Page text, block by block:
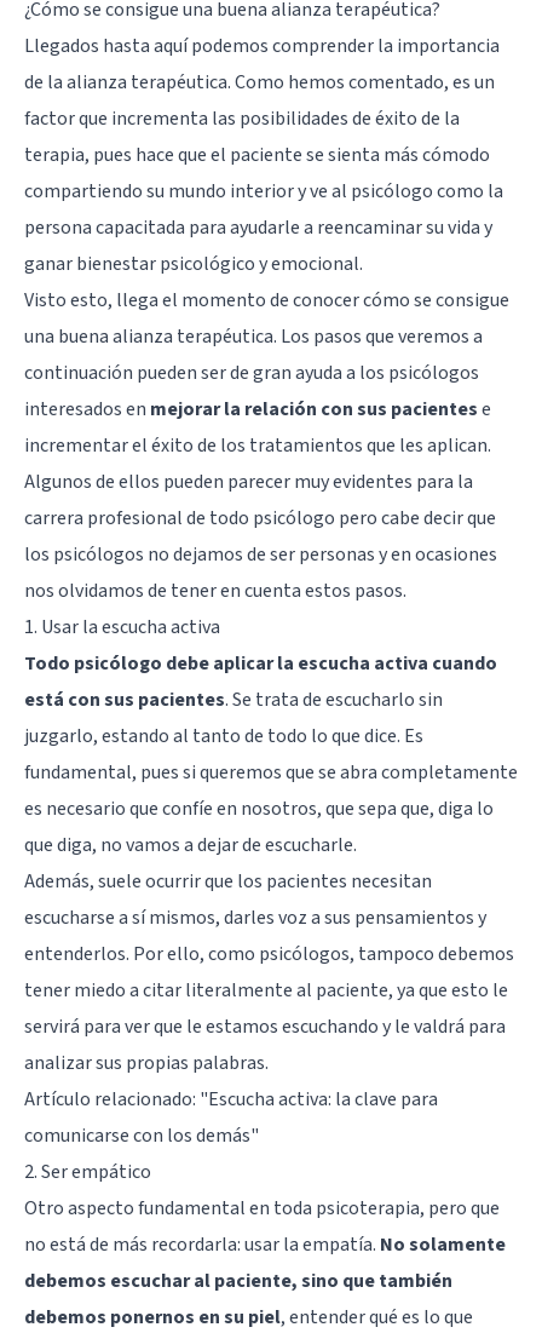
¿Cómo se consigue una buena alianza terapéutica?
Llegados hasta aquí podemos comprender la importancia
de la alianza terapéutica. Como hemos comentado, es un
factor que incrementa las posibilidades de éxito de la
terapia, pues hace que el paciente se sienta más cómodo
compartiendo su mundo interior y ve al psicólogo como la
persona capacitada para ayudarle a reencaminar su vida y
ganar bienestar psicológico y emocional.
Visto esto, llega el momento de conocer cómo se consigue
una buena alianza terapéutica. Los pasos que veremos a
continuación pueden ser de gran ayuda a los psicólogos
interesados en mejorar la relación con sus pacientese
incrementar el éxito de los tratamientos que les aplican.
Algunos de ellos pueden parecer muy evidentes para la
carrera profesional de todo psicólogo pero cabe decir que
los psicólogos no dejamos de ser personas y en ocasiones
nos olvidamos de tener en cuenta estos pasos.
1. Usar la escucha activa
Todo psicólogo debe aplicar la escucha activa cuando
está con sus pacientes. Se trata de escucharlo sin
juzgarlo, estando al tanto de todo lo que dice. Es
fundamental, pues si queremos que se abra completamente
es necesario que confíe en nosotros, que sepa que, diga lo
que diga, no vamos a dejar de escucharle.
Además, suele ocurrir que los pacientes necesitan
escucharse a sí mismos, darles voz a sus pensamientos y
entenderlos. Por ello, como psicólogos, tampoco debemos
tener miedo a citar literalmente al paciente, ya que esto le
servirá para ver que le estamos escuchando y le valdrá para
analizar sus propias palabras.
Artículo relacionado: "Escucha activa: la clave para
comunicarse con los demás"
2. Ser empático
Otro aspecto fundamental en toda psicoterapia, pero que
no está de más recordarla: usar la empatía. No solamente
debemos escuchar al paciente, sino que también
debemos ponernos en su piel, entender qué es lo que